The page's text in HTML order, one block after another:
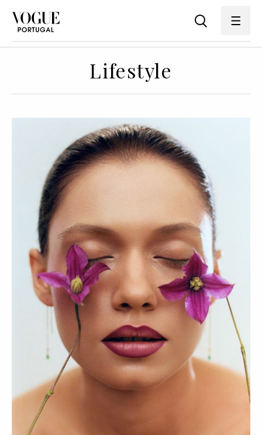
Lifestyle